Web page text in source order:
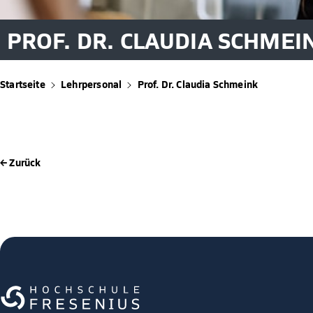
PROF. DR. CLAUDIA
Startseite Lehrpersonal Prof. Dr. Claudia Schmeink
← Zurück